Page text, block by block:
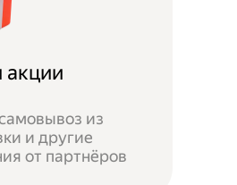
акции
из
и другие
от партнёров